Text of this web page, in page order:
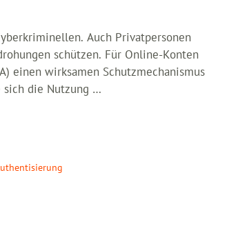
Auch Privatpersonen
schützen. Für Online-Konten
einen wirksamen Schutzmechanismus
sich die Nutzung …